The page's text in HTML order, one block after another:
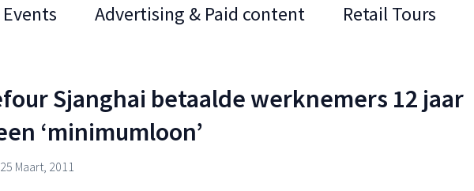
Events Advertising & Paid content Retail Tours
Sjanghai betaalde werknemers 12 jaar
‘minimumloon’
25 Maart, 2011